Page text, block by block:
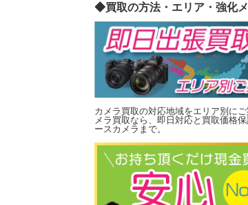
◆買取の方法・エリア・強化
カメラ買取の対応地域をエリア別にご
メラ買取なら、即日対応と買取価格
ースカメラまで。